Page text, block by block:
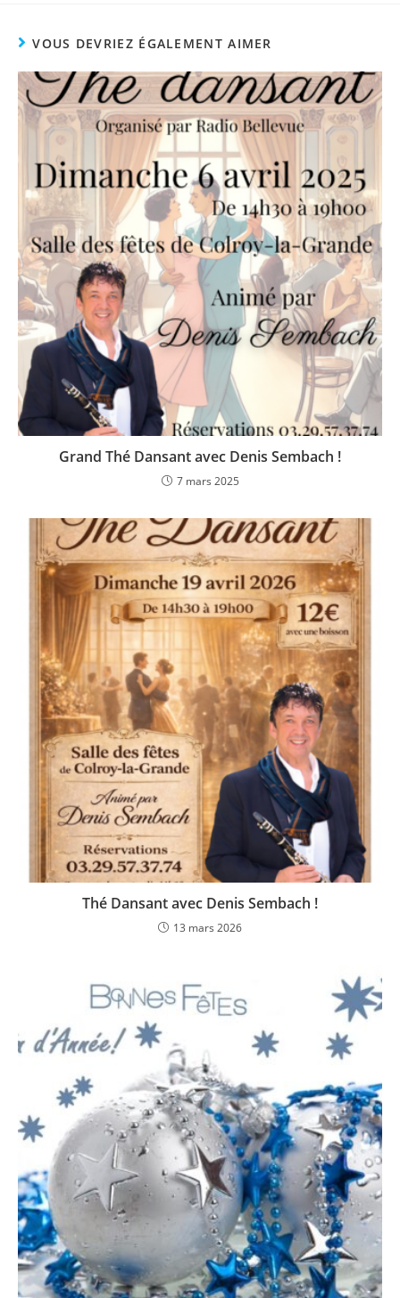
VOUS DEVRIEZ ÉGALEMENT AIMER
Grand Thé Dansant avec Denis Sembach !
7 mars 2025
Thé Dansant avec Denis Sembach !
13 mars 2026